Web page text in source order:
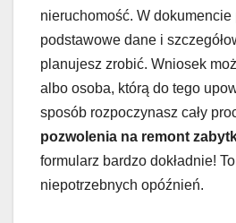
nieruchomość. W
podstawowe dane i
planujesz zrobić. Wniosek
albo osoba, którą do tego
sposób rozpoczynasz cały
pozwolenia na remont
formularz bardzo dokładnie!
niepotrzebnych opóźnień.